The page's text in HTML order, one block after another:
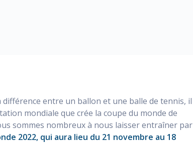
entre un ballon et une balle de tennis, il
mondiale que crée la coupe du monde de
sommes nombreux à nous laisser entraîner par
2022, qui aura lieu du 21 novembre au 18